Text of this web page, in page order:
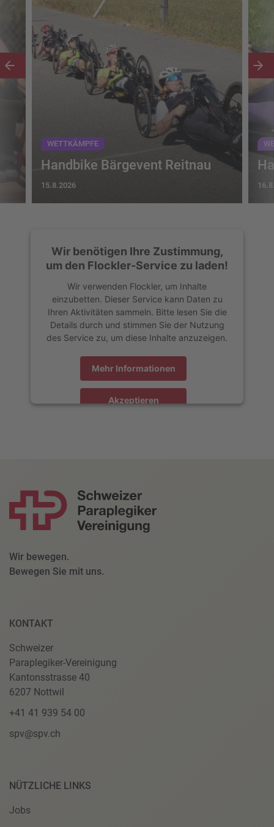
WETTKÄMPFE
Handbike Bärgevent Reitnau
15.8.2026
Wir benötigen Ihre Zustimmung,
um den Flockler-Service zu laden!
Wir verwenden Flockler, um Inhalte
einzubetten. Dieser Service kann Daten zu
Ihren Aktivitäten sammeln. Bitte lesen Sie die
Details durch und stimmen Sie der Nutzung
des Service zu, um diese Inhalte anzuzeigen.
Mehr Informationen
Akzeptieren
Wir bewegen.
Bewegen Sie mit uns.
KONTAKT
Schweizer
Paraplegiker-Vereinigung
Kantonsstrasse 40
6207 Nottwil
+41 41 939 54 00
spv@spv.ch
NÜTZLICHE LINKS
Jobs